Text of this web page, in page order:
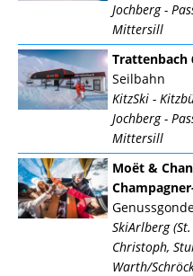
Jochberg -
Mittersill
Trattenbach
Seilbahn
KitzSki -
Jochberg -
Mittersill
Moët &
SkiArlberg
Christoph,
Warth/